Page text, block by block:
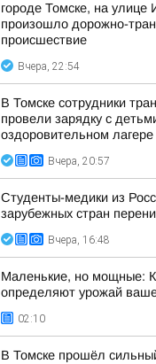
городе Томске, на улице
произошло дорожно-
происшествие
Вчера, 22:54
В Томске сотрудники
провели зарядку с
оздоровительном лагере
Вчера, 20:57
Студенты-медики из
зарубежных стран
Вчера, 16:48
Маленькие, но мощные:
определяют урожай
02:10
В Томске прошёл